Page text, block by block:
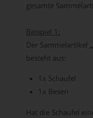
gesamte
Beispiel 1:
Der Sammelartikel
besteht aus:
1x Schaufel
1x Besen
Hat die Schaufel